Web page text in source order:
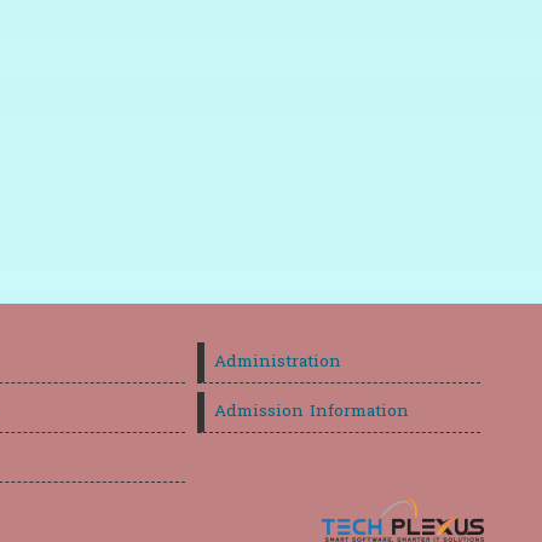
Administration
Admission Information